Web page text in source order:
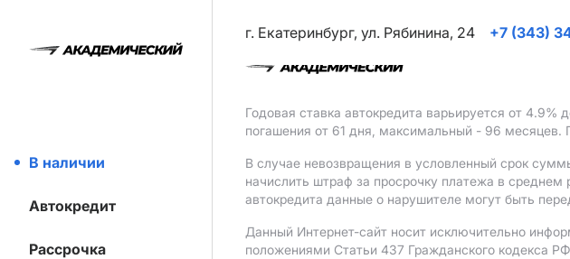
В наличии
Автокредит
Рассрочка
г. Екатеринбург, ул. Рябинина, 24
+7 (343)
Годовая ставка автокредита варьируется от 4.9%
погашения от 61 дня, максимальный - 96
В случае невозвращения в условленный срок
начислить штраф за просрочку платежа в
автокредита данные о нарушителе могут быть
Данный Интернет-сайт носит исключительно
положениями Статьи 437 Гражданского кодекса